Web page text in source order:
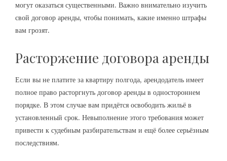
могут оказаться существенными. Важно внимательно изучить
свой договор аренды, чтобы понимать, какие именно штрафы
вам грозят.
Расторжение договора аренды
Если вы не платите за квартиру полгода, арендодатель имеет
полное право расторгнуть договор аренды в одностороннем
порядке. В этом случае вам придётся освободить жильё в
установленный срок. Невыполнение этого требования может
привести к судебным разбирательствам и ещё более серьёзным
последствиям.